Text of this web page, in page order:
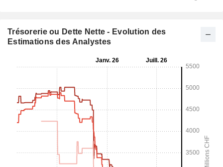
Trésorerie ou Dette Nette - Evolution des
Estimations des Analystes